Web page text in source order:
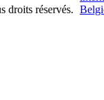
droits réservés.